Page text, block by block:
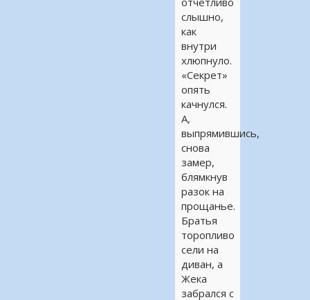
слышно,
как
внутри
хлюпнуло.
«Секрет»
опять
качнулся.
А,
выпрямившись,
снова
замер,
блямкнув
разок на
прощанье.
Братья
торопливо
сели на
диван, а
Жека
забрался с